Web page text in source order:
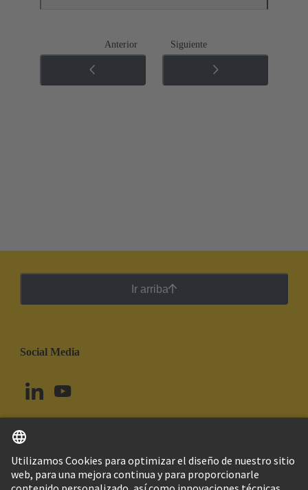
Anterior Siguiente
Ir arriba
Social Media
Brasil Español